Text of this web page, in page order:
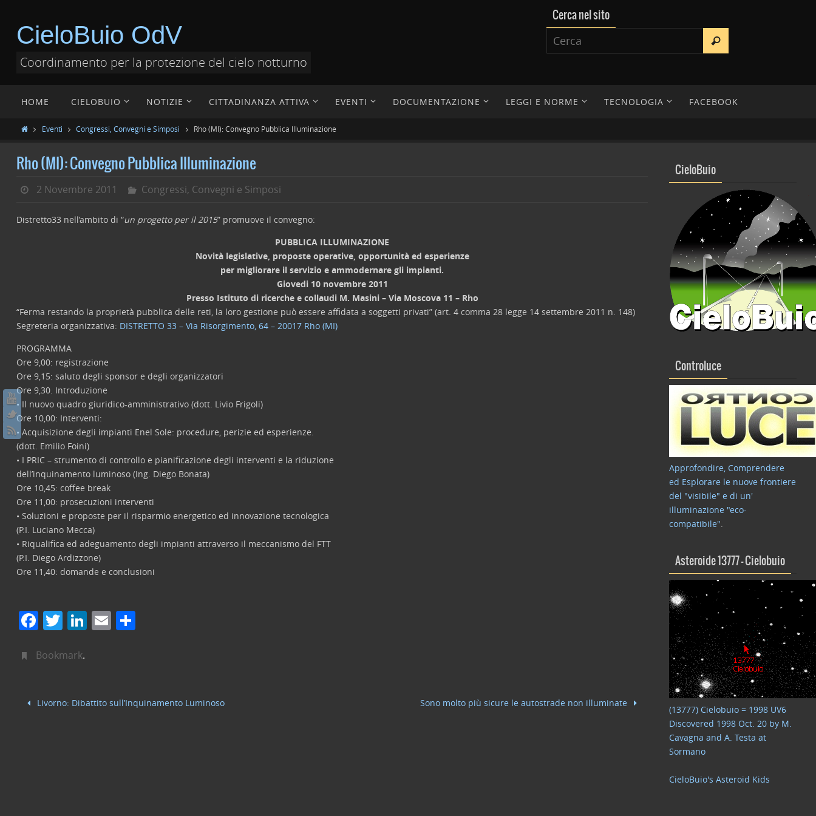
CieloBuio OdV
Coordinamento per la protezione del cielo notturno
Cerca nel sito
HOME CIELOBUIO NOTIZIE CITTADINANZA ATTIVA EVENTI DOCUMENTAZIONE LEGGI E NORME TECNOLOGIA FACEBOOK
Eventi Congressi, Convegni e Simposi Rho (MI): Convegno Pubblica Illuminazione
Rho (MI): Convegno Pubblica Illuminazione
2 Novembre 2011 Congressi, Convegni e Simposi
Distretto33 nell’ambito di “un progetto per il 2015” promuove il convegno:
PUBBLICA ILLUMINAZIONE
Novità legislative, proposte operative, opportunità ed esperienze
per migliorare il servizio e ammodernare gli impianti.
Giovedi 10 novembre 2011
Presso Istituto di ricerche e collaudi M. Masini – Via Moscova 11 – Rho
“Ferma restando la proprietà pubblica delle reti, la loro gestione può essere affidata a soggetti privati” (art. 4 comma 28 legge 14 settembre 2011 n. 148)
Segreteria organizzativa: DISTRETTO 33 – Via Risorgimento, 64 – 20017 Rho (MI)
PROGRAMMA
Ore 9,00: registrazione
Ore 9,15: saluto degli sponsor e degli organizzatori
Ore 9,30. Introduzione
• Il nuovo quadro giuridico-amministrativo (dott. Livio Frigoli)
Ore 10,00: Interventi:
• Acquisizione degli impianti Enel Sole: procedure, perizie ed esperienze.
(dott. Emilio Foini)
• I PRIC – strumento di controllo e pianificazione degli interventi e la riduzione
dell’inquinamento luminoso (Ing. Diego Bonata)
Ore 10,45: coffee break
Ore 11,00: prosecuzioni interventi
• Soluzioni e proposte per il risparmio energetico ed innovazione tecnologica
(P.I. Luciano Mecca)
• Riqualifica ed adeguamento degli impianti attraverso il meccanismo del FTT
(P.I. Diego Ardizzone)
Ore 11,40: domande e conclusioni
F
c
b
T
itt
Li
dI
E
vi
Bookmark.
Livorno: Dibattito sull’Inquinamento Luminoso Sono molto più sicure le autostrade non illuminate
CieloBuio
Controluce
Approfondire, Comprendere
ed Esplorare le nuove frontiere
del "visibile" e di un'
illuminazione "eco-
compatibile".
Asteroide 13777 – Cielobuio
(13777) Cielobuio = 1998 UV6
Discovered 1998 Oct. 20 by M.
Cavagna and A. Testa at
Sormano
CieloBuio's Asteroid Kids